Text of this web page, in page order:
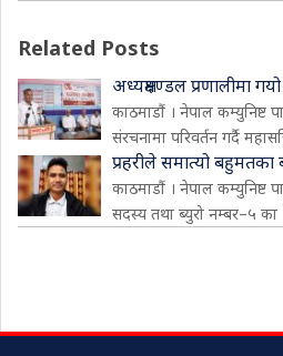
Related Posts
अध्यक्षमण्डल प्रणालीमा
काठमाडौं । नेपाल कम्युनिष्ट
संरचनामा परिवर्तन गर्दै
प्रहरीले समात्यो बहुमतका
काठमाडौं । नेपाल कम्युनिष्ट
सदस्य तथा ब्युरो नम्बर–५ का